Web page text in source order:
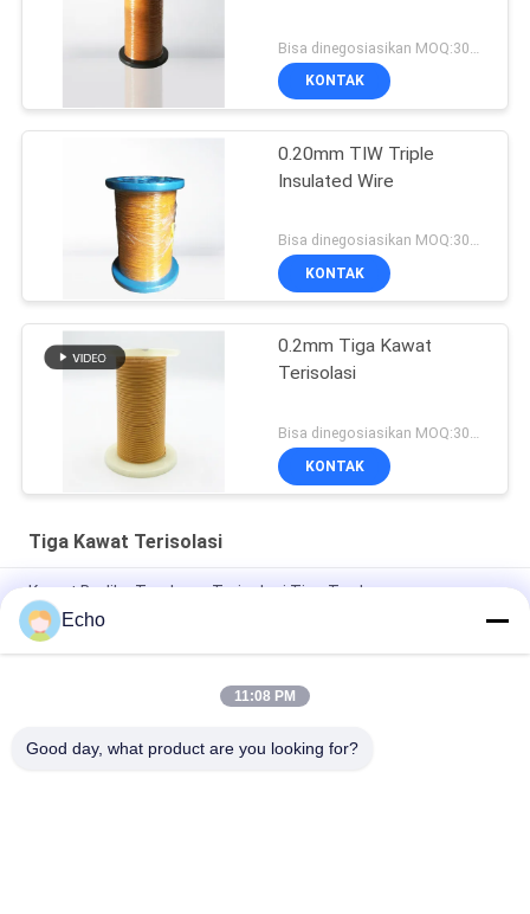
KONTAK
0.20mm TIW Triple
Insulated Wire
Bisa dinegosiasikan MOQ:3000 meter
KONTAK
0.2mm Tiga Kawat
Terisolasi
Bisa dinegosiasikan MOQ:3000 meter
KONTAK
Tiga Kawat Terisolasi
Kawat Berliku Tembaga Terisolasi Tiga Terdampar
Profesional Bersertifikat UL TIW untuk transformator
Kawat TIW Terisolasi Tiga Kawat TIW Terisolasi 0,15mm
TIW-B/F Kawat Terisolasi Tiga Kali Lipat Kawat TIW Terisolasi
Echo
11:08 PM
Good day, what product are you looking for?